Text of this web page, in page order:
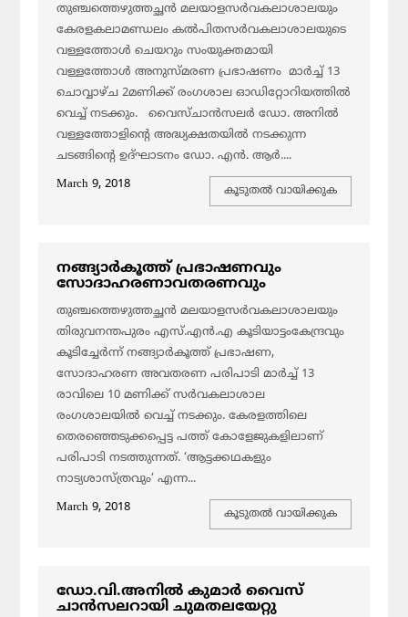
തുഞ്ചത്തെഴുത്തച്ഛന്‍ മലയാളസര്‍വകലാശാലയും
കേരളകലാമണ്ഡലം കല്‍പിതസര്‍വകലാശാലയുടെ
വള്ളത്തോള്‍ ചെയറും സംയുക്തമായി
വള്ളത്തോള്‍ അനുസ്മരണ പ്രഭാഷണം മാര്‍ച്ച് 13
ചൊവ്വാഴ്ച 2മണിക്ക് രംഗശാല ഓഡിറ്റോറിയത്തില്‍
വെച്ച് നടക്കും. വൈസ്ചാന്‍സലര്‍ ഡോ. അനില്‍
വള്ളത്തോളിന്‍റെ അദ്ധ്യക്ഷതയില്‍ നടക്കുന്ന
ചടങ്ങിന്‍റെ ഉദ്ഘാടനം ഡോ. എന്‍. ആര്‍....
March 9, 2018
കൂടുതല്‍ വായിക്കുക
നങ്ങ്യാര്‍കൂത്ത് പ്രഭാഷണവും
സോദാഹരണാവതരണവും
തുഞ്ചത്തെഴുത്തച്ഛന്‍ മലയാളസര്‍വകലാശാലയും
തിരുവനന്തപുരം എസ്.എന്‍.എ കൂടിയാട്ടംകേന്ദ്രവും
കൂടിച്ചേര്‍ന്ന് നങ്ങ്യാര്‍കൂത്ത് പ്രഭാഷണ,
സോദാഹരണ അവതരണ പരിപാടി മാര്‍ച്ച് 13
രാവിലെ 10 മണിക്ക് സര്‍വകലാശാല
രംഗശാലയില്‍ വെച്ച് നടക്കും. കേരളത്തിലെ
തെരഞ്ഞെടുക്കപ്പെട്ട പത്ത് കോളേജുകളിലാണ്
പരിപാടി നടത്തുന്നത്. ‘ആട്ടക്കഥകളും
നാട്യശാസ്ത്രവും’ എന്ന...
March 9, 2018
കൂടുതല്‍ വായിക്കുക
ഡോ.വി.അനില്‍ കുമാര്‍ വൈസ്
ചാന്‍സലറായി ചുമതലയേറ്റു